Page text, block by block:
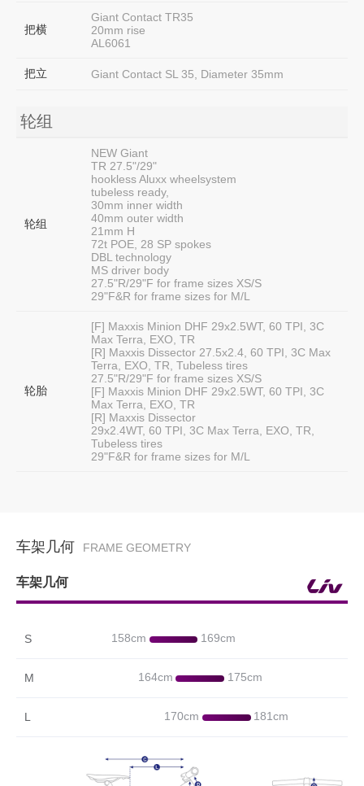
把横
Giant Contact TR35
20mm rise
AL6061
把立 Giant Contact SL 35, Diameter 35mm
轮组
轮组
NEW Giant
TR 27.5"/29"
hookless Aluxx wheelsystem
tubeless ready,
30mm inner width
40mm outer width
21mm H
72t POE, 28 SP spokes
DBL technology
MS driver body
27.5"R/29"F for frame sizes XS/S
29"F&R for frame sizes for M/L
轮胎
[F] Maxxis Minion DHF 29x2.5WT, 60 TPI, 3C
Max Terra, EXO, TR
[R] Maxxis Dissector 27.5x2.4, 60 TPI, 3C Max
Terra, EXO, TR, Tubeless tires
27.5"R/29"F for frame sizes XS/S
[F] Maxxis Minion DHF 29x2.5WT, 60 TPI, 3C
Max Terra, EXO, TR
[R] Maxxis Dissector
29x2.4WT, 60 TPI, 3C Max Terra, EXO, TR,
Tubeless tires
29"F&R for frame sizes for M/L
车架几何 FRAME GEOMETRY
车架几何
S 158cm 169cm
M 164cm 175cm
L 170cm 181cm